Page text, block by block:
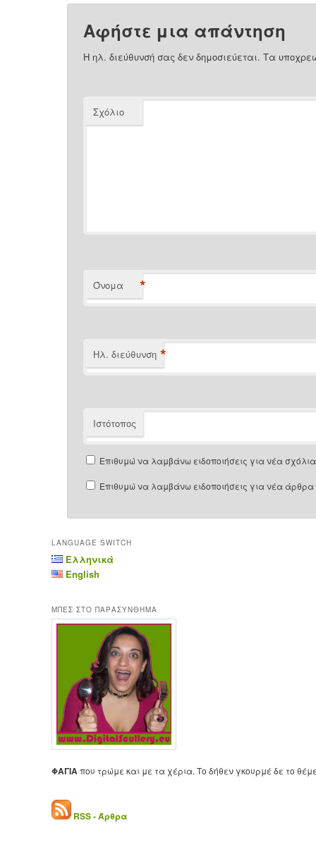
Αφήστε μια απάντηση
Η ηλ. διεύθυνσή σας δεν δημοσιεύεται. Τα
Σχόλιο
Όνομα *
Ηλ. διεύθυνση *
Ιστότοπος
Επιθυμώ να λαμβάνω ειδοποιήσεις για νέα
Επιθυμώ να λαμβάνω ειδοποιήσεις για νέα
LANGUAGE SWITCH
Ελληνικά
English
ΜΠΕΣ ΣΤΟ ΠΑΡΑΣΥΝΘΗΜΑ
ΦΑΓΙΑ που τρώμε και με τα χέρια. Το δήθεν γκουρμέ δε το
RSS - Άρθρα